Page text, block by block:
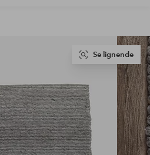
Se lignende